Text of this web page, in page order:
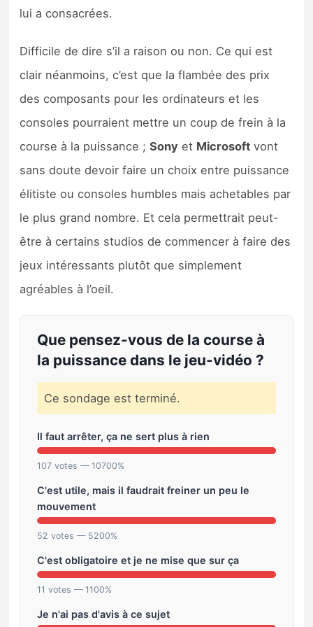
lui a consacrées.
Difficile de dire s’il a raison ou non. Ce qui est
clair néanmoins, c’est que la flambée des prix
des composants pour les ordinateurs et les
consoles pourraient mettre un coup de frein à la
course à la puissance ;Sony et Microsoft vont
sans doute devoir faire un choix entre puissance
élitiste ou consoles humbles mais achetables par
le plus grand nombre. Et cela permettrait peut-
être à certains studios de commencer à faire des
jeux intéressants plutôt que simplement
agréables à l’oeil.
Que pensez-vous de la course à
la puissance dans le jeu-vidéo ?
Ce sondage est terminé.
Il faut arrêter, ça ne sert plus à rien
107 votes — 10700%
C'est utile, mais il faudrait freiner un peu le
mouvement
52 votes — 5200%
C'est obligatoire et je ne mise que sur ça
11 votes — 1100%
Je n'ai pas d'avis à ce sujet